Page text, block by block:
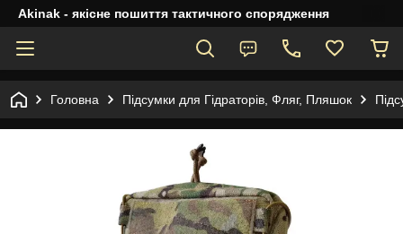
Akinak - якісне пошиття тактичного спорядження
Головна Підсумки для Гідраторів, Фляг, Пляшок